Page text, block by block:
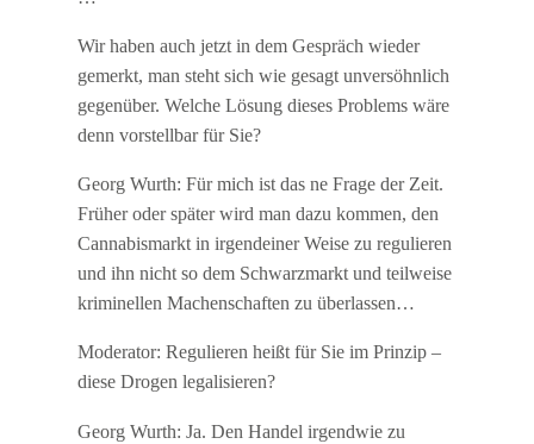
Wir haben auch jetzt in dem Gespräch wieder
gemerkt, man steht sich wie gesagt unversöhnlich
gegenüber. Welche Lösung dieses Problems wäre
denn vorstellbar für Sie?
Georg Wurth: Für mich ist das ne Frage der Zeit.
Früher oder später wird man dazu kommen, den
Cannabismarkt in irgendeiner Weise zu regulieren
und ihn nicht so dem Schwarzmarkt und teilweise
kriminellen Machenschaften zu überlassen…
Moderator: Regulieren heißt für Sie im Prinzip –
diese Drogen legalisieren?
Georg Wurth: Ja. Den Handel irgendwie zu